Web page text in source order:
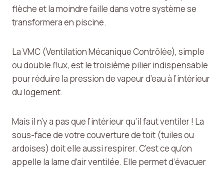
flèche et la moindre faille dans votre système se
transformera en piscine.
La VMC (Ventilation Mécanique Contrôlée), simple
ou double flux, est le troisième pilier indispensable
pour réduire la pression de vapeur d’eau à l’intérieur
du logement.
Mais il n’y a pas que l’intérieur qu’il faut ventiler ! La
sous-face de votre couverture de toit (tuiles ou
ardoises) doit elle aussi respirer. C’est ce qu’on
appelle la lame d’air ventilée. Elle permet d’évacuer